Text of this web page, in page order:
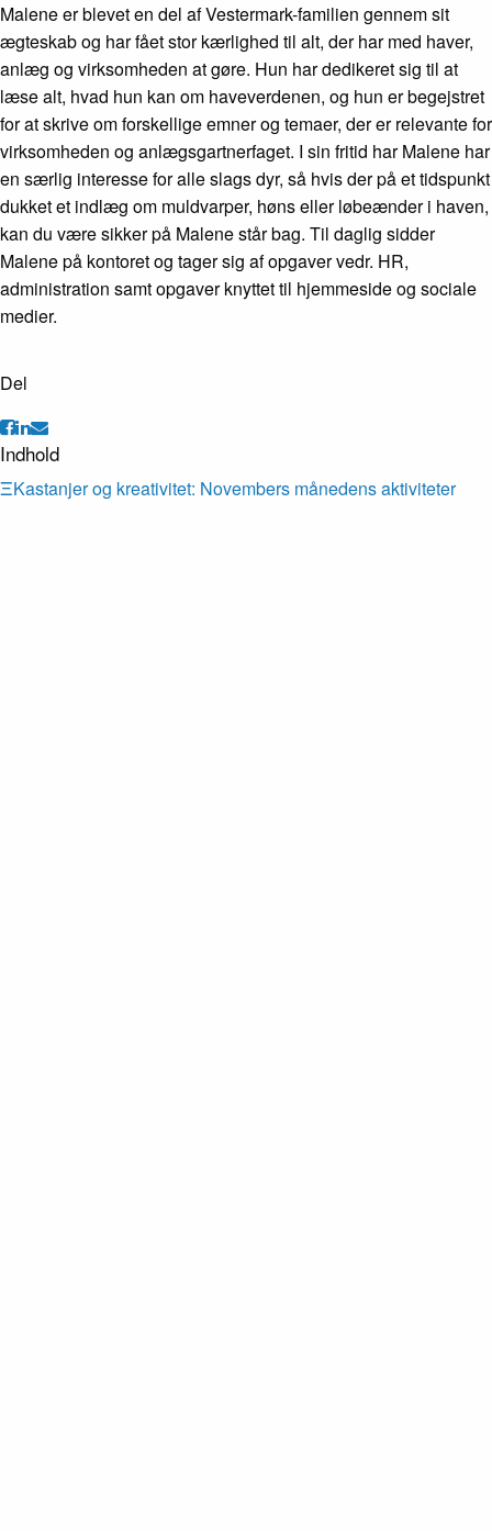
Malene er blevet en del af Vestermark-familien gennem sit
ægteskab og har fået stor kærlighed til alt, der har med haver,
anlæg og virksomheden at gøre. Hun har dedikeret sig til at
læse alt, hvad hun kan om haveverdenen, og hun er begejstret
for at skrive om forskellige emner og temaer, der er relevante for
virksomheden og anlægsgartnerfaget. I sin fritid har Malene har
en særlig interesse for alle slags dyr, så hvis der på et tidspunkt
dukket et indlæg om muldvarper, høns eller løbeænder i haven,
kan du være sikker på Malene står bag. Til daglig sidder
Malene på kontoret og tager sig af opgaver vedr. HR,
administration samt opgaver knyttet til hjemmeside og sociale
medier.
Del
Indhold
ΞKastanjer og kreativitet: Novembers månedens aktiviteter